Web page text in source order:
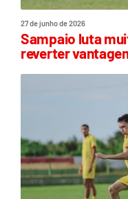
27 de junho de 2026
Sampaio luta
reverter